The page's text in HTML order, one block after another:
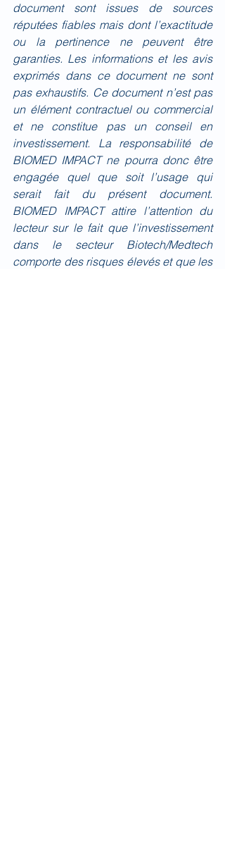
document sont issues de sources
réputées fiables mais dont l’exactitude
ou la pertinence ne peuvent être
garanties. Les informations et les avis
exprimés dans ce document ne sont
pas exhaustifs. Ce document n’est pas
un élément contractuel ou commercial
et ne constitue pas un conseil en
investissement. La responsabilité de
BIOMED IMPACT ne pourra donc être
engagée quel que soit l’usage qui
serait fait du présent document.
BIOMED IMPACT attire l’attention du
lecteur sur le fait que l’investissement
dans le secteur Biotech/Medtech
comporte des risques élevés et que les